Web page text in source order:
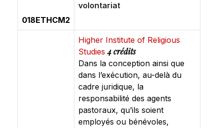
018ETHCM2
volontariat
Higher Institute of Religious
Studies4 crédits
Dans la conception ainsi que
dans l’exécution, au-delà du
cadre juridique, la
responsabilité des agents
pastoraux, qu’ils soient
employés ou bénévoles,